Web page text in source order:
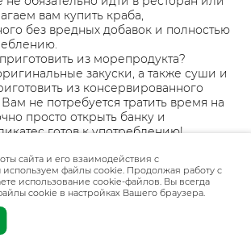
вам купить краба,
без вредных добавок и полностью
из морепродукта?
закуски, а также суши и
из консервированного
не потребуется тратить время на
просто открыть банку и
готов к употреблению!
бело-розового мяса с
которыми можно насладиться
сайта и его взаимодействия с
файлы cookie. Продолжая работу с
использование cookie-файлов. Вы всегда
cookie в настройках Вашего браузера.